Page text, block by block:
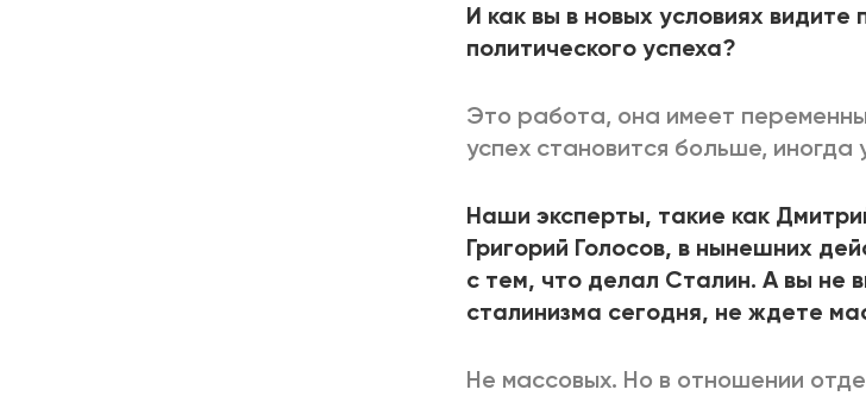
И как вы в новых условиях видите
политического успеха?
Это работа, она имеет
успех становится больше,
Наши эксперты, такие как
Григорий Голосов, в нынешних
с тем, что делал Сталин. А вы не
сталинизма сегодня, не ждете
Не массовых. Но в отношении